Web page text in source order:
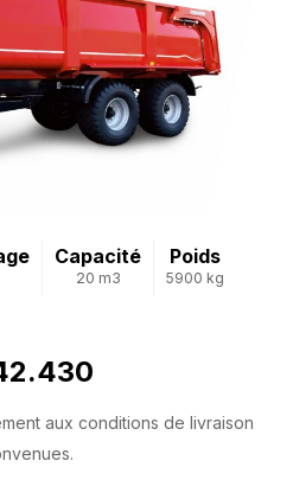
Capacité
20 m3
Poids
5900 kg
aux conditions de livraison